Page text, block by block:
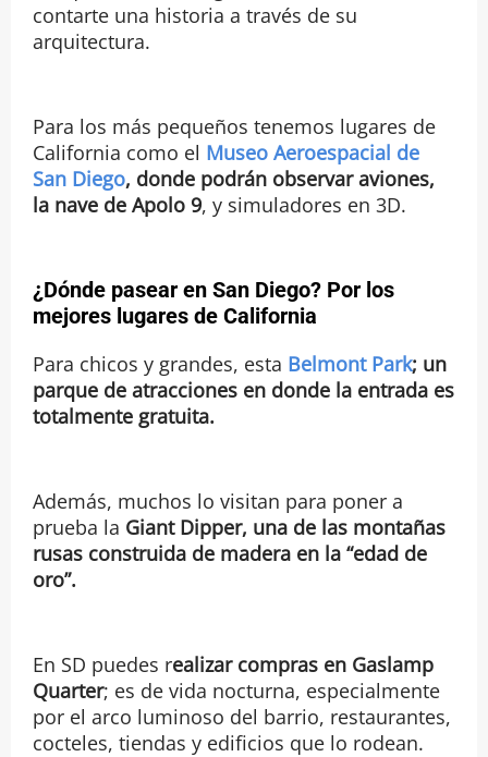
contarte una historia a través de su
arquitectura.
Para los más pequeños tenemos lugares de
California como el Museo Aeroespacial de
San Diego, donde podrán observar aviones,
la nave de Apolo 9, y simuladores en 3D.
¿Dónde pasear en San Diego? Por los
mejores lugares de California
Para chicos y grandes, esta Belmont Park; un
parque de atracciones en donde la entrada es
totalmente gratuita.
Además, muchos lo visitan para poner a
prueba la Giant Dipper, una de las montañas
rusas construida de madera en la “edad de
oro”.
En SD puedes realizar compras en Gaslamp
Quarter; es de vida nocturna, especialmente
por el arco luminoso del barrio, restaurantes,
cocteles, tiendas y edificios que lo rodean.